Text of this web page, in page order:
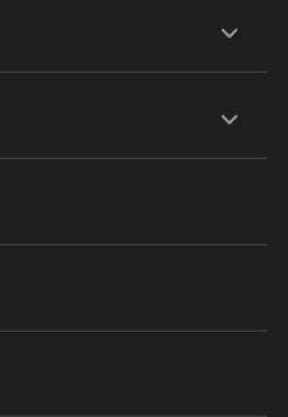
职业技能培训 兴趣培训
ERP 企微SCRM